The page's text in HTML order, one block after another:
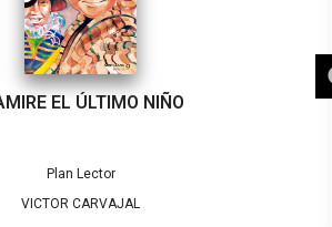
EL ÚLTIMO NIÑO
Plan Lector
VICTOR CARVAJAL